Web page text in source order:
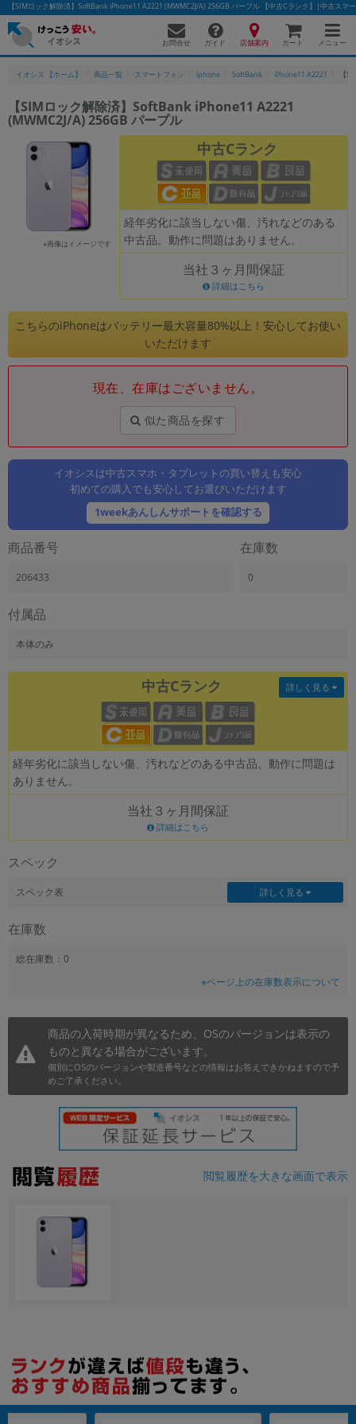
【SIMロック解除済】SoftBank iPhone11 A2221 (MWMC2J/A) 256GB パープル 【中古Cランク】|中古スマ
お問合せ ガイド 店舗案内 カート メニュー
イオシス 【ホーム】 商品一覧 スマートフォン iphone SoftBank iPhone11 A2221 【
【SIMロック解除済】SoftBank iPhone11 A2221
(MWMC2J/A) 256GB パープル
※画像はイメージです
中古Cランク
経年劣化に該当しない傷、汚れなどのある
中古品。動作に問題はありません。
当社３ヶ月間保証
詳細はこちら
こちらのiPhoneはバッテリー最大容量80%以上！安心してお使い
いただけます
現在、在庫はございません。
似た商品を探す
イオシスは中古スマホ・タブレットの買い替えも安心
初めての購入でも安心してお選びいただけます
1weekあんしんサポートを確認する
商品番号
206433
在庫数
0
付属品
本体のみ
中古Cランク
経年劣化に該当しない傷、汚れなどのある中古品。動作に問題は
ありません。
詳しく見る
当社３ヶ月間保証
詳細はこちら
スペック
スペック表 詳しく見る
在庫数
総在庫数：0
※ページ上の在庫数表示について
商品の入荷時期が異なるため、OSのバージョンは表示の
ものと異なる場合がございます。
個別にOSのバージョンや製造番号などの情報はお答えできかねますので予
めご了承ください。
閲覧履歴を大きな画面で表示
かんたんパソコン検索に切り替える
フリーワード
人気の検索ワード： Let's note EliteBookMacBook
「スマートフォン」「タブレット」など
シリーズ
商品シリーズ名・ブランド名の絞り込み。
「iPhone」「Xperia」「Galaxy」など
「Apple」「SONY」「SHARP」など
機能・特徴
商品の搭載機能による絞り込み
「5G対応」「防水」「ワンセグ」など
ランク
「新品」「未使用」「中古」など
CPU
OSの絞り込み
~
容量
~
モニタサイズ
年
各項目のチェックボックスは「or検索」となります。
ただし機能別のみ「and検索」となります。